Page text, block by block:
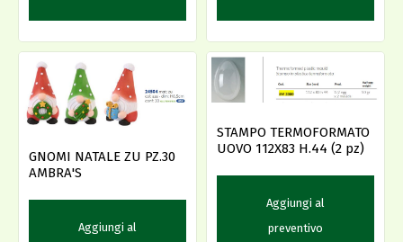
GNOMI NATALE ZU PZ.30
AMBRA'S
Aggiungi al
STAMPO TERMOFORMATO
UOVO 112X83 H.44 (2 pz)
Aggiungi al
preventivo